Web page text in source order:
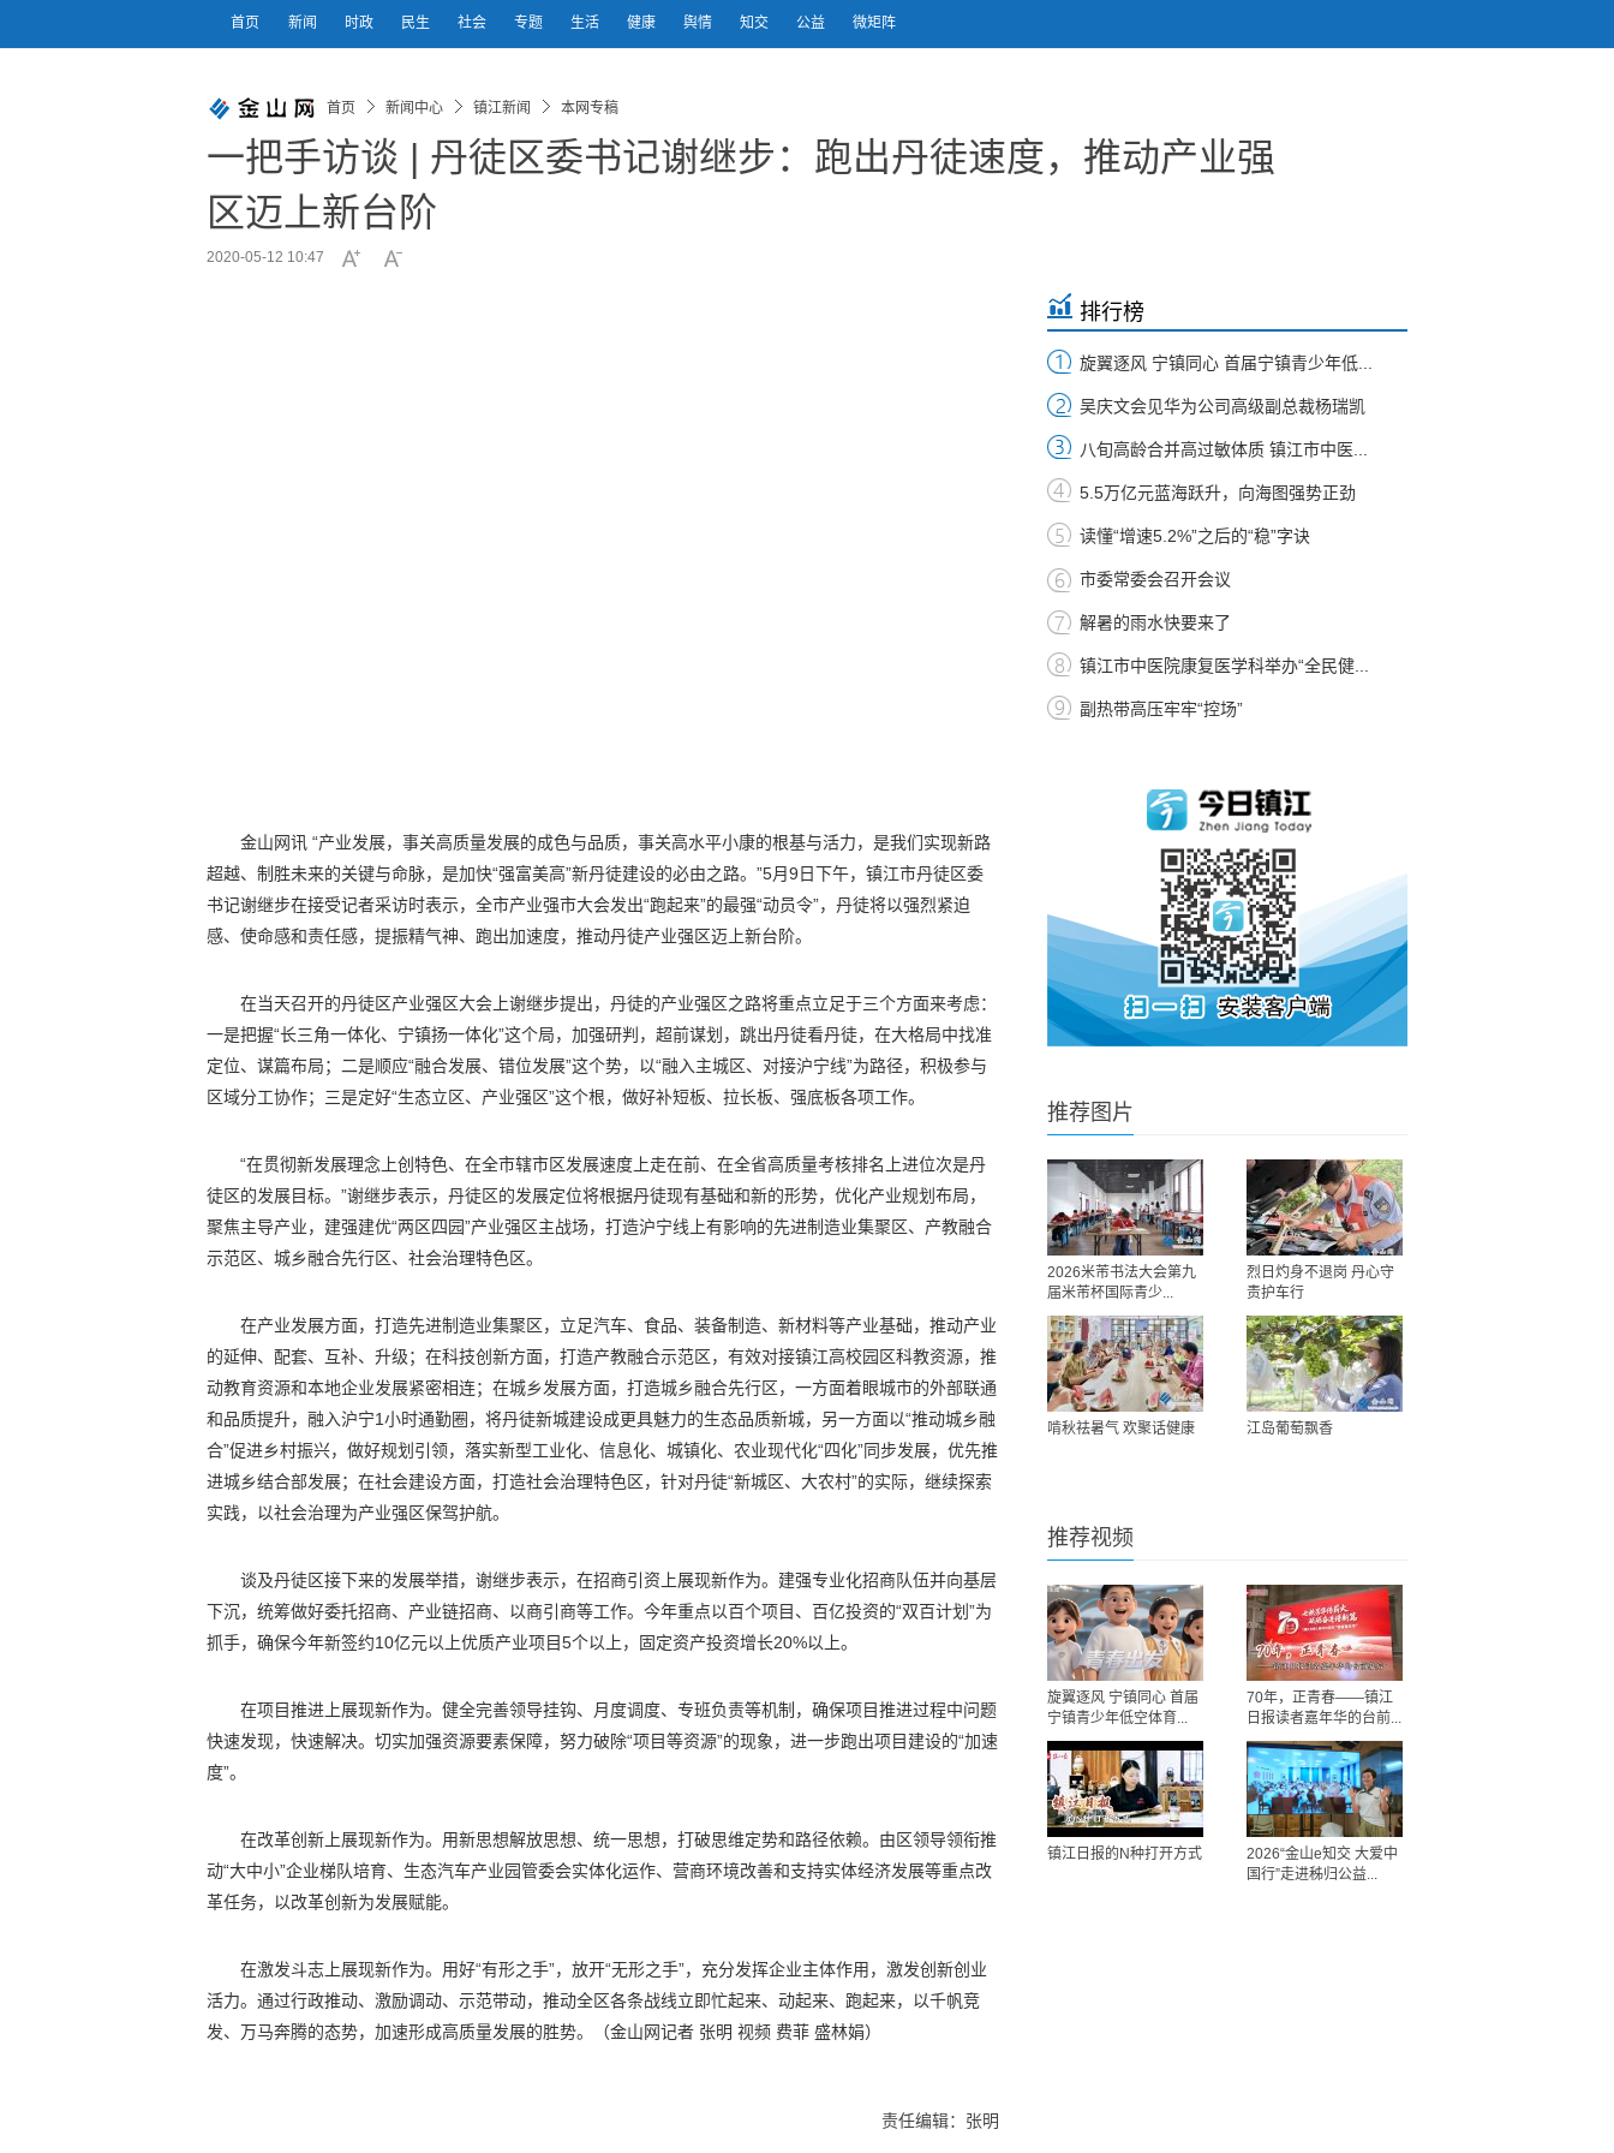
首页 新闻 时政 民生 社会 专题 生活 健康 舆情 知交 公益 微矩阵
首页 新闻中心 镇江新闻 本网专稿
一把手访谈 | 丹徒区委书记谢继步：跑出丹徒速度，推动产业强
区迈上新台阶
2020-05-12 10:47
金山网讯 “产业发展，事关高质量发展的成色与品质，事关高水平小康的根基与活力，是我们实现新路
超越、制胜未来的关键与命脉，是加快“强富美高”新丹徒建设的必由之路。”5月9日下午，镇江市丹徒区委
书记谢继步在接受记者采访时表示，全市产业强市大会发出“跑起来”的最强“动员令”，丹徒将以强烈紧迫
感、使命感和责任感，提振精气神、跑出加速度，推动丹徒产业强区迈上新台阶。
在当天召开的丹徒区产业强区大会上谢继步提出，丹徒的产业强区之路将重点立足于三个方面来考虑：
一是把握“长三角一体化、宁镇扬一体化”这个局，加强研判，超前谋划，跳出丹徒看丹徒，在大格局中找准
定位、谋篇布局；二是顺应“融合发展、错位发展”这个势，以“融入主城区、对接沪宁线”为路径，积极参与
区域分工协作；三是定好“生态立区、产业强区”这个根，做好补短板、拉长板、强底板各项工作。
“在贯彻新发展理念上创特色、在全市辖市区发展速度上走在前、在全省高质量考核排名上进位次是丹
徒区的发展目标。”谢继步表示，丹徒区的发展定位将根据丹徒现有基础和新的形势，优化产业规划布局，
聚焦主导产业，建强建优“两区四园”产业强区主战场，打造沪宁线上有影响的先进制造业集聚区、产教融合
示范区、城乡融合先行区、社会治理特色区。
在产业发展方面，打造先进制造业集聚区，立足汽车、食品、装备制造、新材料等产业基础，推动产业
的延伸、配套、互补、升级；在科技创新方面，打造产教融合示范区，有效对接镇江高校园区科教资源，推
动教育资源和本地企业发展紧密相连；在城乡发展方面，打造城乡融合先行区，一方面着眼城市的外部联通
和品质提升，融入沪宁1小时通勤圈，将丹徒新城建设成更具魅力的生态品质新城，另一方面以“推动城乡融
合”促进乡村振兴，做好规划引领，落实新型工业化、信息化、城镇化、农业现代化“四化”同步发展，优先推
进城乡结合部发展；在社会建设方面，打造社会治理特色区，针对丹徒“新城区、大农村”的实际，继续探索
实践，以社会治理为产业强区保驾护航。
谈及丹徒区接下来的发展举措，谢继步表示，在招商引资上展现新作为。建强专业化招商队伍并向基层
下沉，统筹做好委托招商、产业链招商、以商引商等工作。今年重点以百个项目、百亿投资的“双百计划”为
抓手，确保今年新签约10亿元以上优质产业项目5个以上，固定资产投资增长20%以上。
在项目推进上展现新作为。健全完善领导挂钩、月度调度、专班负责等机制，确保项目推进过程中问题
快速发现，快速解决。切实加强资源要素保障，努力破除“项目等资源”的现象，进一步跑出项目建设的“加速
度”。
在改革创新上展现新作为。用新思想解放思想、统一思想，打破思维定势和路径依赖。由区领导领衔推
动“大中小”企业梯队培育、生态汽车产业园管委会实体化运作、营商环境改善和支持实体经济发展等重点改
革任务，以改革创新为发展赋能。
在激发斗志上展现新作为。用好“有形之手”，放开“无形之手”，充分发挥企业主体作用，激发创新创业
活力。通过行政推动、激励调动、示范带动，推动全区各条战线立即忙起来、动起来、跑起来，以千帆竞
发、万马奔腾的态势，加速形成高质量发展的胜势。（金山网记者 张明 视频 费菲 盛林娟）
责任编辑：张明
排行榜
旋翼逐风 宁镇同心 首届宁镇青少年低...
吴庆文会见华为公司高级副总裁杨瑞凯
八旬高龄合并高过敏体质 镇江市中医...
5.5万亿元蓝海跃升，向海图强势正劲
读懂“增速5.2%”之后的“稳”字诀
市委常委会召开会议
解暑的雨水快要来了
镇江市中医院康复医学科举办“全民健...
副热带高压牢牢“控场”
推荐图片
2026米芾书法大会第九
届米芾杯国际青少...
烈日灼身不退岗 丹心守
责护车行
啃秋祛暑气 欢聚话健康 江岛葡萄飘香
推荐视频
旋翼逐风 宁镇同心 首届
宁镇青少年低空体育...
70年，正青春——镇江
日报读者嘉年华的台前...
镇江日报的N种打开方式
2026“金山e知交 大爱中
国行”走进秭归公益...